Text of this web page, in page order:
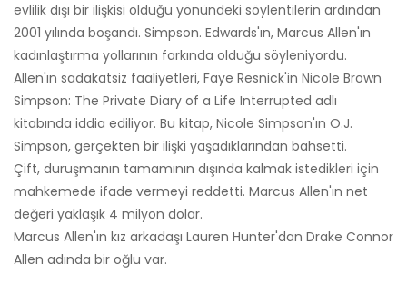
evlilik dışı bir ilişkisi olduğu yönündeki söylentilerin ardından
2001 yılında boşandı. Simpson. Edwards'ın, Marcus Allen'ın
kadınlaştırma yollarının farkında olduğu söyleniyordu.
Allen'ın sadakatsiz faaliyetleri, Faye Resnick'in Nicole Brown
Simpson: The Private Diary of a Life Interrupted adlı
kitabında iddia ediliyor. Bu kitap, Nicole Simpson'ın O.J.
Simpson, gerçekten bir ilişki yaşadıklarından bahsetti.
Çift, duruşmanın tamamının dışında kalmak istedikleri için
mahkemede ifade vermeyi reddetti. Marcus Allen'ın net
değeri yaklaşık 4 milyon dolar.
Marcus Allen'ın kız arkadaşı Lauren Hunter'dan Drake Connor
Allen adında bir oğlu var.